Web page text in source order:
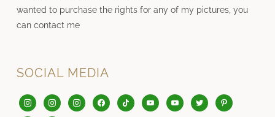
wanted to purchase the rights for any of my pictures, you
can contact me
SOCIAL MEDIA
instagraminstagraminstagramfacebook
tiktok youtubeyoutubetwitterpinterest